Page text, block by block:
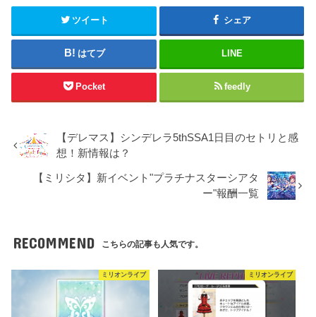
ツイート シェア
はてブ LINE
Pocket feedly
【デレマス】シンデレラ5thSSA1日目のセトリと感
想！新情報は？
【ミリシタ】新イベント"プラチナスターシアタ
ー"報酬一覧
RECOMMEND こちらの記事も人気です。
ミリオンライブ ミリオンライブ